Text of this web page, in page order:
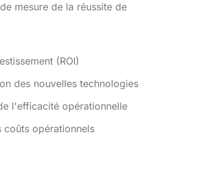
mesure de la réussite de
(ROI)
des nouvelles technologies
l'efficacité opérationnelle
coûts opérationnels